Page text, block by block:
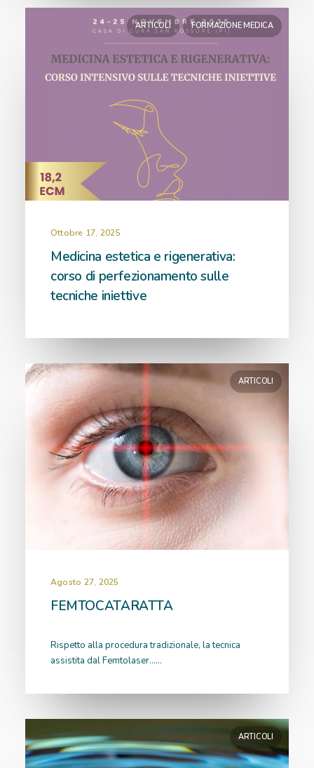
ARTICOLI FORMAZIONE MEDICA
Ottobre 17, 2025
Medicina estetica e rigenerativa:
corso di perfezionamento sulle
tecniche iniettive
ARTICOLI
Agosto 27, 2025
FEMTOCATARATTA
Rispetto alla procedura tradizionale, la tecnica
assistita dal Femtolaser……
ARTICOLI